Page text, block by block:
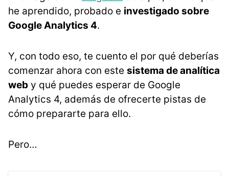
he aprendido, probado e investigado sobre
Google Analytics 4.
Y, con todo eso, te cuento el por qué deberías
comenzar ahora con este sistema de analítica
web y qué puedes esperar de Google
Analytics 4, además de ofrecerte pistas de
cómo prepararte para ello.
Pero…